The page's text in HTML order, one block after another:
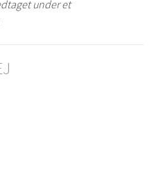
under et